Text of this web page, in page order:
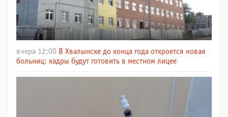
вчера 12:00 В Хвалынске до конца года откроется новая
больниц: кадры будут готовить в местном лицее